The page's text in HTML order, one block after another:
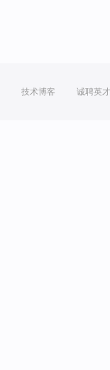
技术博客 诚聘英才